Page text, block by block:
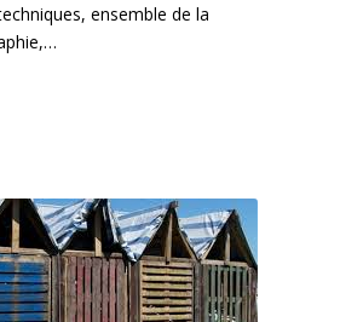
ensemble de la